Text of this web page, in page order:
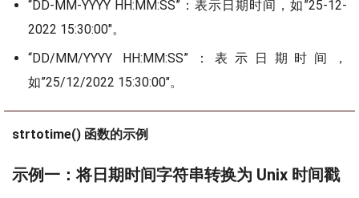
“DD-MM-YYYY HH:MM:SS”：表示日期时间，如”25-12-
2022 15:30:00″。
“DD/MM/YYYY HH:MM:SS”：表示日期时间，
如”25/12/2022 15:30:00″。
strtotime() 函数的示例
示例一：将日期时间字符串转换为 Unix 时间戳